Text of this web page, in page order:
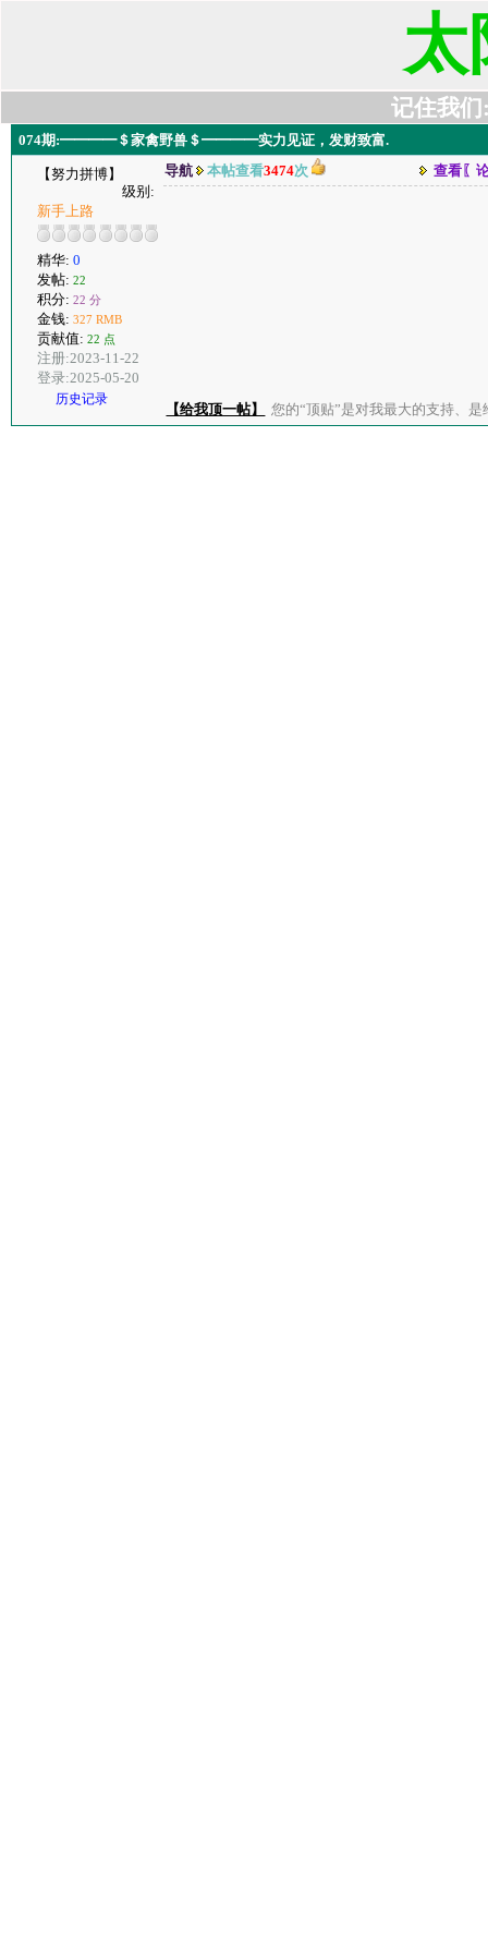
太
记住我们
074期:━━━━＄家禽野兽＄━━━━实力见证，发财致富.
【努力拼博】
级别:
新手上路
精华: 0
发帖: 22
积分: 22 分
金钱: 327 RMB
贡献值: 22 点
注册:2023-11-22
登录:2025-05-20
历史记录
导航 本帖查看3474次 查看〖
【给我顶一帖】 您的“顶贴”是对我最大的支持、